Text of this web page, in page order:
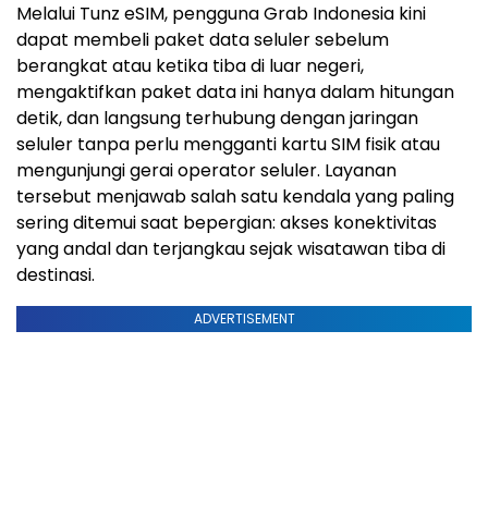
Melalui Tunz eSIM, pengguna Grab Indonesia kini
dapat membeli paket data seluler sebelum
berangkat atau ketika tiba di luar negeri,
mengaktifkan paket data ini hanya dalam hitungan
detik, dan langsung terhubung dengan jaringan
seluler tanpa perlu mengganti kartu SIM fisik atau
mengunjungi gerai operator seluler. Layanan
tersebut menjawab salah satu kendala yang paling
sering ditemui saat bepergian: akses konektivitas
yang andal dan terjangkau sejak wisatawan tiba di
destinasi.
ADVERTISEMENT